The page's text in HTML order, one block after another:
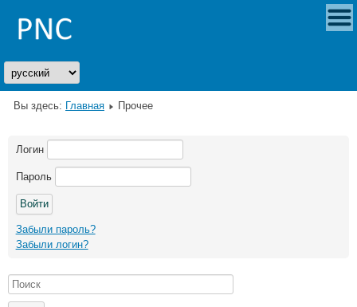
Вы здесь: Главная Прочее
Логин
Пароль
Забыли пароль?
Забыли логин?